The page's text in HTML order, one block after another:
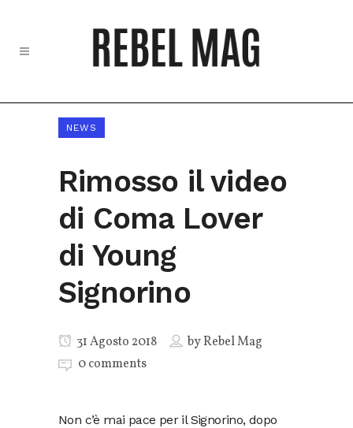
NEWS
Rimosso il video
di Coma Lover
di Young
Signorino
31 Agosto 2018 byRebel Mag
0 comments
Non c’è mai pace per il Signorino, dopo